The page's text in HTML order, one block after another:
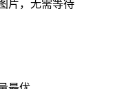
片，无需等待